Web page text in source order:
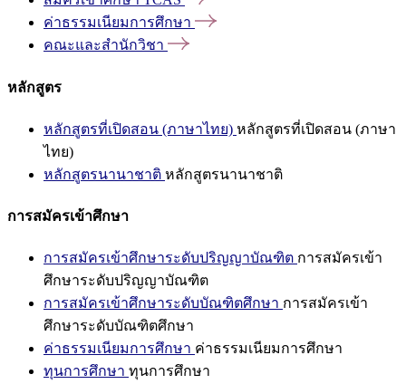
ค่าธรรมเนียมการศึกษา
คณะและสำนักวิชา
หลักสูตร
หลักสูตรที่เปิดสอน (ภาษาไทย) หลักสูตรที่เปิดสอน (ภาษา
ไทย)
หลักสูตรนานาชาติ หลักสูตรนานาชาติ
การสมัครเข้าศึกษา
การสมัครเข้าศึกษาระดับปริญญาบัณฑิต การสมัครเข้า
ศึกษาระดับปริญญาบัณฑิต
การสมัครเข้าศึกษาระดับบัณฑิตศึกษา การสมัครเข้า
ศึกษาระดับบัณฑิตศึกษา
ค่าธรรมเนียมการศึกษา ค่าธรรมเนียมการศึกษา
ทุนการศึกษา ทุนการศึกษา